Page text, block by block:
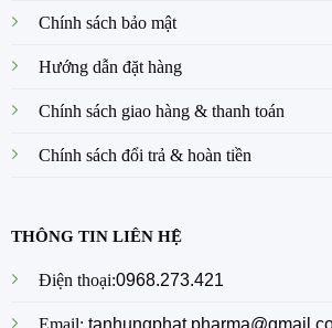
Chính sách bảo mật
Hướng dẫn đặt hàng
Chính sách giao hàng & thanh toán
Chính sách đổi trả & hoàn tiền
THÔNG TIN LIÊN HỆ
Điện thoại:0968.273.421
Email: